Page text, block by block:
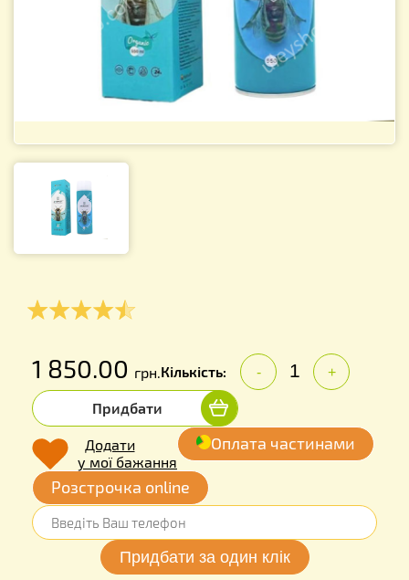
1 850.00 грн.Кількість: - +
Придбати
Додати
у мої бажання
Оплата частинами
Розстрочка online